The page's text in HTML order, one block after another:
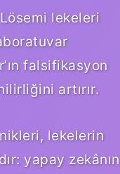
lekeleri
falsifikasyon
artırır.
lekelerin
yapay zekânın